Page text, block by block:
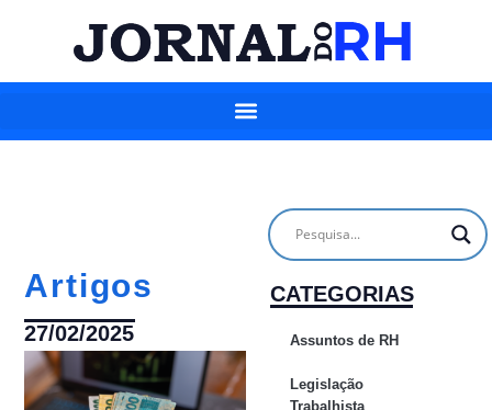
Artigos
27/02/2025
CATEGORIAS
Assuntos de RH
Legislação
Trabalhista